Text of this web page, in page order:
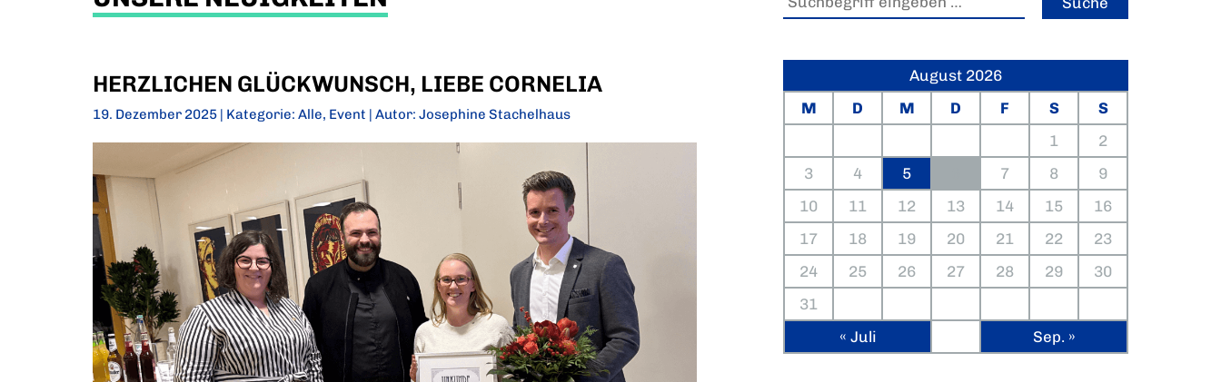
HERZLICHEN GLÜCKWUNSCH, LIEBE CORNELIA
19. Dezember 2025 | Kategorie: Alle, Event | Autor: Josephine Stachelhaus
August 2026
M
D M D F S
S
1
2
3
4 5 7 8
9
10
11 12 13 14 15
16
17
18 19 20 21 22
23
24
25 26 27 28 29
30
31
« Juli
Sep. »